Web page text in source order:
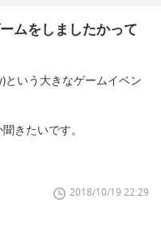
ムをしましたかって
いう大きなゲームイベン
きたいです。
2018/10/19 22:29